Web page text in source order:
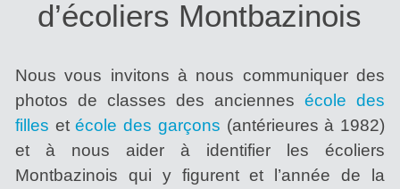
d’écoliers Montbazinois
Nous vous invitons à nous communiquer des
photos de classes des anciennesécole des
filles etécole des garçons (antérieures à 1982)
et à nous aider à identifier les écoliers
Montbazinois qui y figurent et l’année de la